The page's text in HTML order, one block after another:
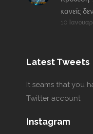
κανείς
10
Latest Tweets
It seams that you
Twitter account
Instagram